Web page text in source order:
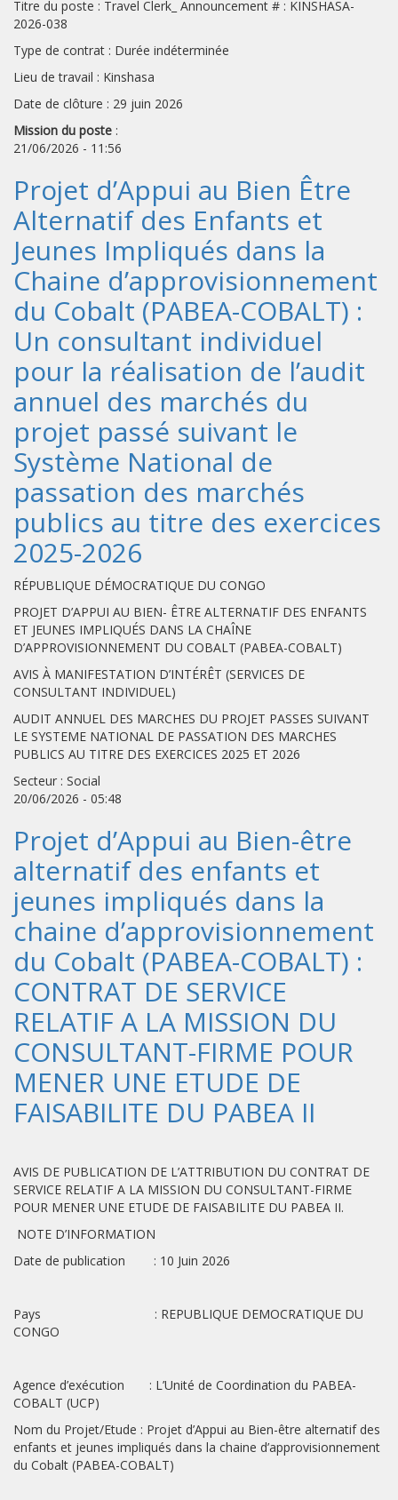
Titre du poste : Travel Clerk_ Announcement # : KINSHASA-
2026-038
Type de contrat : Durée indéterminée
Lieu de travail : Kinshasa
Date de clôture : 29 juin 2026
Mission du poste :
21/06/2026 - 11:56
Projet d’Appui au Bien Être
Alternatif des Enfants et
Jeunes Impliqués dans la
Chaine d’approvisionnement
du Cobalt (PABEA-COBALT) :
Un consultant individuel
pour la réalisation de l’audit
annuel des marchés du
projet passé suivant le
Système National de
passation des marchés
publics au titre des exercices
2025-2026
RÉPUBLIQUE DÉMOCRATIQUE DU CONGO
PROJET D’APPUI AU BIEN- ÊTRE ALTERNATIF DES ENFANTS
ET JEUNES IMPLIQUÉS DANS LA CHAÎNE
D’APPROVISIONNEMENT DU COBALT (PABEA-COBALT)
AVIS À MANIFESTATION D’INTÉRÊT (SERVICES DE
CONSULTANT INDIVIDUEL)
AUDIT ANNUEL DES MARCHES DU PROJET PASSES SUIVANT
LE SYSTEME NATIONAL DE PASSATION DES MARCHES
PUBLICS AU TITRE DES EXERCICES 2025 ET 2026
Secteur : Social
20/06/2026 - 05:48
Projet d’Appui au Bien-être
alternatif des enfants et
jeunes impliqués dans la
chaine d’approvisionnement
du Cobalt (PABEA-COBALT) :
CONTRAT DE SERVICE
RELATIF A LA MISSION DU
CONSULTANT-FIRME POUR
MENER UNE ETUDE DE
FAISABILITE DU PABEA II
AVIS DE PUBLICATION DE L’ATTRIBUTION DU CONTRAT DE
SERVICE RELATIF A LA MISSION DU CONSULTANT-FIRME
POUR MENER UNE ETUDE DE FAISABILITE DU PABEA II.
NOTE D’INFORMATION
Date de publication : 10 Juin 2026
Pays : REPUBLIQUE DEMOCRATIQUE DU
CONGO
Agence d’exécution : L’Unité de Coordination du PABEA-
COBALT (UCP)
Nom du Projet/Etude : Projet d’Appui au Bien-être alternatif des
enfants et jeunes impliqués dans la chaine d’approvisionnement
du Cobalt (PABEA-COBALT)